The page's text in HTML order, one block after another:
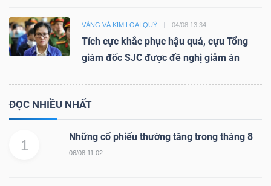
VÀNG VÀ KIM LOẠI QUÝ 04/08 13:34
Tích cực khắc phục hậu quả, cựu Tổng
giám đốc SJC được đề nghị giảm án
ĐỌC NHIỀU NHẤT
1
Những cổ phiếu thường tăng trong tháng 8
06/08 11:02